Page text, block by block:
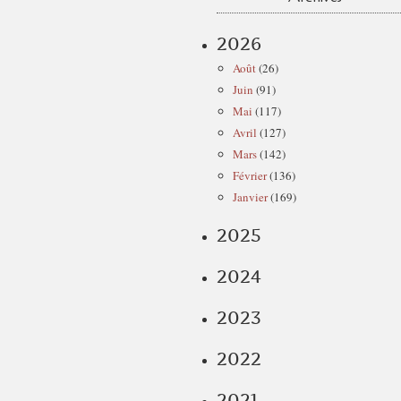
2026
Août(26)
Juin (91)
Mai (117)
Avril (127)
Mars(142)
Février(136)
Janvier(169)
2025
2024
2023
2022